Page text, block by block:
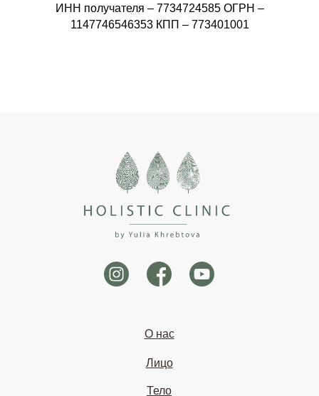
ИНН получателя – 7734724585 ОГРН –
1147746546353 КПП – 773401001
О нас
Лицо
Тело